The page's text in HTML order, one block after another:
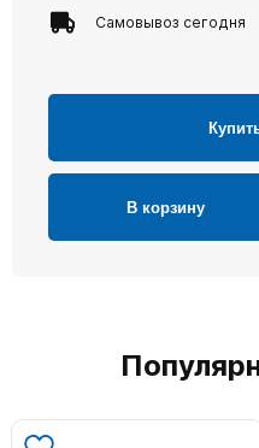
Самовывоз сегодня
В корзину